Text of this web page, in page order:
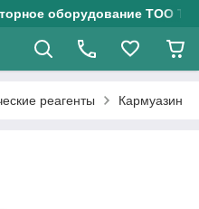
оборудование ТОО
реагенты Кармуазин